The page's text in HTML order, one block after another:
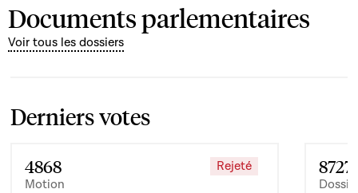
Documents parlementaires
Voir tous les dossiers
Derniers votes
4868
Motion
Rejeté 8727